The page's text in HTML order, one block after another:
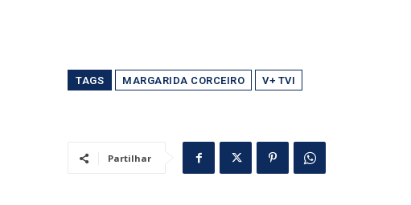
TAGS MARGARIDA CORCEIRO V+ TVI
Partilhar